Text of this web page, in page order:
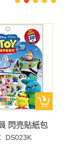
閃亮貼紙包
DS023K